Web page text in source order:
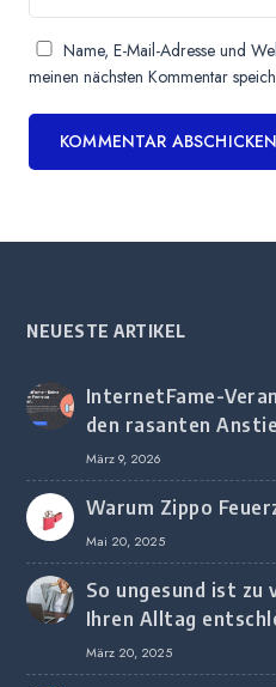
Name, E-Mail-Adresse und
meinen nächsten Kommentar
NEUESTE ARTIKEL
InternetFame-
den rasanten
digitalem Marketing
Unternehmen
März 9, 2026
Warum Zippo
Mai 20, 2025
So ungesund ist zu
Ihren Alltag
März 20, 2025